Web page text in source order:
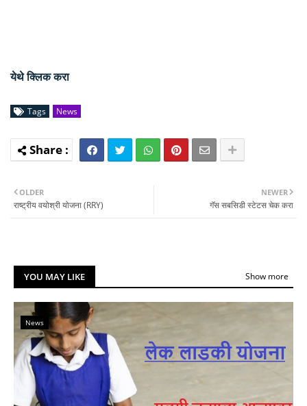
येथे क्लिक करा
Tags News
NEWER
गॅस सबसिडी स्टेटस चेक करा
OLDER
राष्ट्रीय वयोश्री योजना (RRY)
YOU MAY LIKE Show more
News